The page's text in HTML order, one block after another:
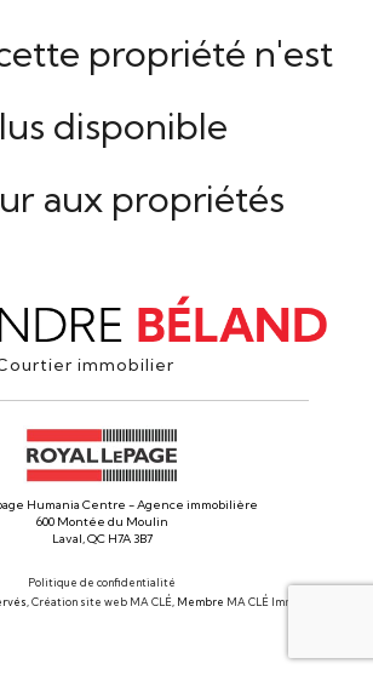
propriété n'est
disponible
aux propriétés
immobilier
Humania Centre - Agence immobilière
600 Montée du Moulin
Laval, QC H7A 3B7
Politique de confidentialité
Création site web MA CLÉ, Membre MA CLÉ Immobilier